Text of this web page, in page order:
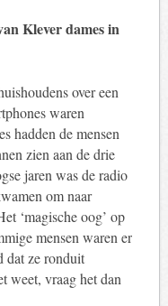
Klever dames in
over een
waren
hadden de mensen
zien aan de drie
jaren was de radio
om naar
‘magische oog’ op
mensen waren er
dat ze ronduit
weet, vraag het dan